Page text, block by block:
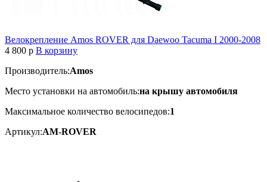
Велокрепление Amos ROVER для Daewoo Tacuma I 2000-2008
4 800 p В корзину
Производитель:Amos
Место установки на автомобиль:на крышу автомобиля
Максимальное количество велосипедов:1
Артикул:AM-ROVER